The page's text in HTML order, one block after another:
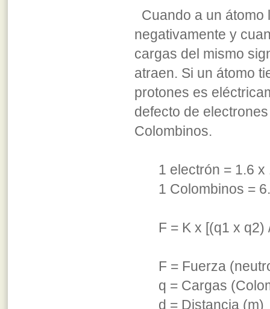
Cuando a un
negativamente y
cargas del mismo
atraen. Si un átomo
protones es
defecto de
Colombinos.
1 electrón = 1.6 x
1 Colombinos =
F = K x [(q1 x q2)
F = Fuerza
q = Cargas
d = Distancia (m)